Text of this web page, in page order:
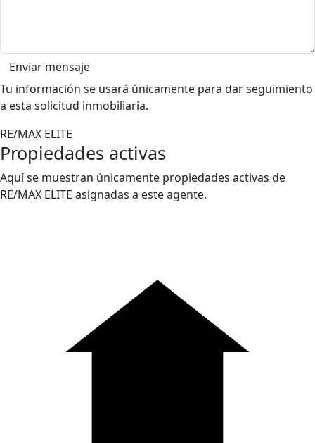
Enviar mensaje
Tu información se usará únicamente para dar seguimiento
a esta solicitud inmobiliaria.
RE/MAX ELITE
Propiedades activas
Aquí se muestran únicamente propiedades activas de
RE/MAX ELITE asignadas a este agente.